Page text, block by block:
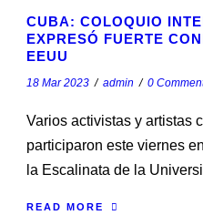
CUBA: COLOQUIO
EXPRESÓ FUERTE
EEUU
18 Mar 2023 / admin / 0
Varios activistas y artistas
participaron este viernes
la Escalinata de la
READ MORE